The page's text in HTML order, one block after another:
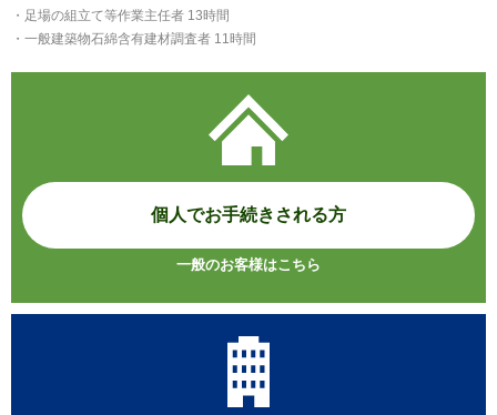
・足場の組立て等作業主任者 13時間
・一般建築物石綿含有建材調査者 11時間
個人でお手続きされる方
一般のお客様はこちら